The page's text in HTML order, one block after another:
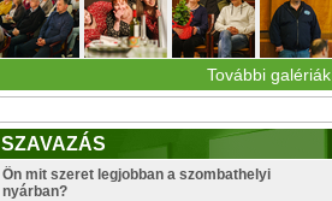
További galériák
SZAVAZÁS
Ön mit szeret legjobban a szombathelyi
nyárban?